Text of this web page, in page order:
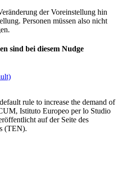
der Voreinstellung hin
Personen müssen also nicht
sind bei diesem Nudge
rule to increase the demand of
Istituto Europeo per lo Studio
auf der Seite des
(TEN).